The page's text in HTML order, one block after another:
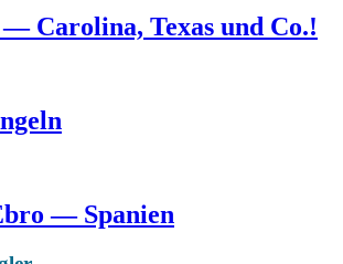
— Carolina, Texas und Co.!
— Spanien